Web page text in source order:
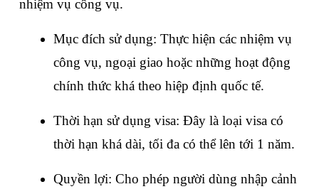
nhiệm vụ công vụ.
Mục đích sử dụng: Thực hiện các nhiệm vụ
công vụ, ngoại giao hoặc những hoạt động
chính thức khá theo hiệp định quốc tế.
Thời hạn sử dụng visa: Đây là loại visa có
thời hạn khá dài, tối đa có thể lên tới 1 năm.
Quyền lợi: Cho phép người dùng nhập cảnh